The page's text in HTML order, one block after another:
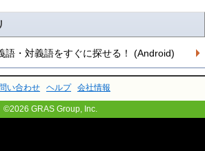
語・対義語をすぐに探せる！ (Android)
い合わせ ヘルプ 会社情報
©2026 GRAS Group, Inc.